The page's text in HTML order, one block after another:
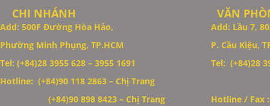
CHI NHÁNH VĂN
Add: 500F Đường Hòa Hảo,
Phường Minh Phụng, TP.HCM
Add: Lầu 7,
P. Cầu Kiệu,
Tel: (+84)28 3955 628 – 3955 1691
Tel: (+84)28
Hotline: (+84)90 118 2863 – Chị Trang
(+84)90 898 8423 – Chị Trang Hotline / Fax :